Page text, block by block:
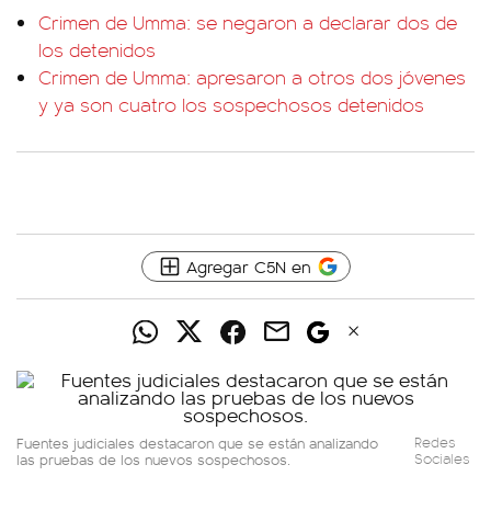
Crimen de Umma: se negaron a declarar dos de
los detenidos
Crimen de Umma: apresaron a otros dos jóvenes
y ya son cuatro los sospechosos detenidos
Agregar C5N en
Fuentes judiciales destacaron que se están analizando
las pruebas de los nuevos sospechosos.
Redes
Sociales